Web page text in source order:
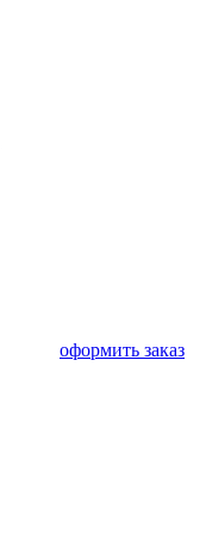
оформить заказ